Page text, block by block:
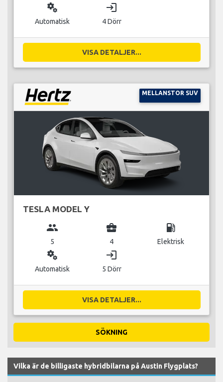
miscellaneous_services
Automatisk
login
4 Dörr
VISA DETALJER...
MELLANSTOR SUV
TESLA MODEL Y
group
5
business_center
4
local_gas_station
Elektrisk
miscellaneous_services
Automatisk
login
5 Dörr
VISA DETALJER...
SÖKNING
Vilka är de billigaste hybridbilarna på Austin Flygplats?